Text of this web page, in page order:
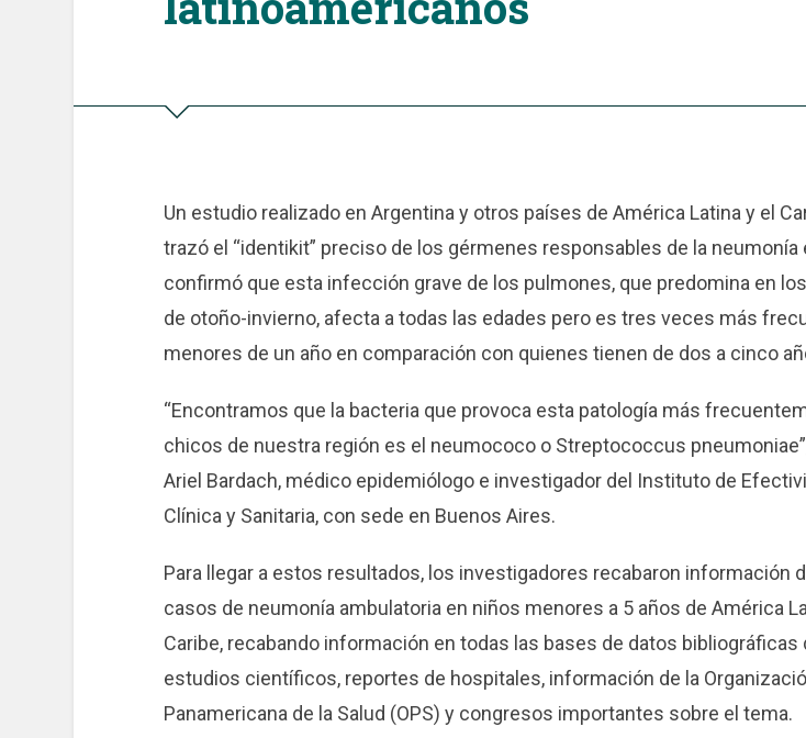
Un estudio realizado en Argentina y otros países de América Latina y el
trazó el “identikit” preciso de los gérmenes responsables de la neumonía
confirmó que esta infección grave de los pulmones, que predomina en
de otoño-invierno, afecta a todas las edades pero es tres veces más
menores de un año en comparación con quienes tienen de dos a cinco
“Encontramos que la bacteria que provoca esta patología más
chicos de nuestra región es el neumococo o Streptococcus
Ariel Bardach, médico epidemiólogo e investigador del Instituto de
Clínica y Sanitaria, con sede en Buenos Aires.
Para llegar a estos resultados, los investigadores recabaron información
casos de neumonía ambulatoria en niños menores a 5 años de América
Caribe, recabando información en todas las bases de datos bibliográficas
estudios científicos, reportes de hospitales, información de la
Panamericana de la Salud (OPS) y congresos importantes sobre el tema.